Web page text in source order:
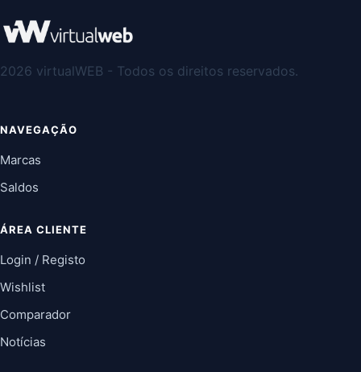
2026 virtualWEB - Todos os direitos reservados.
NAVEGAÇÃO
Marcas
Saldos
ÁREA CLIENTE
Login / Registo
Wishlist
Comparador
Notícias